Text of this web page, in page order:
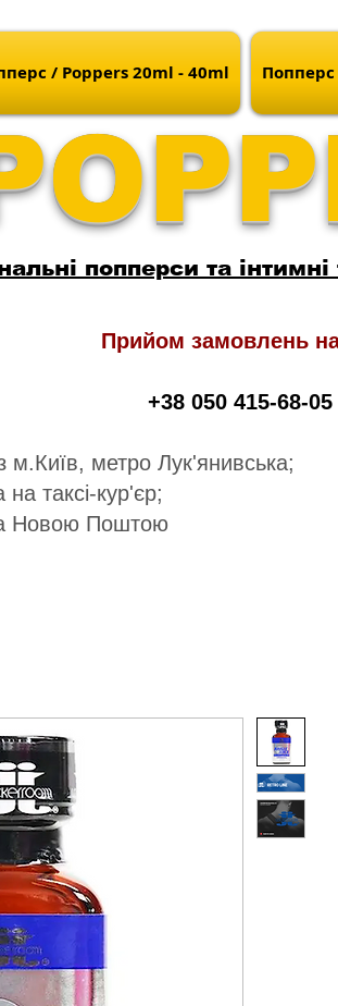
/ Poppers 20ml - 40ml
попперси та
Прийом замовлень
+38 050 415-68-
м.Київ, метро Лук'янивська;
на таксі-кур'єр;
Новою Поштою